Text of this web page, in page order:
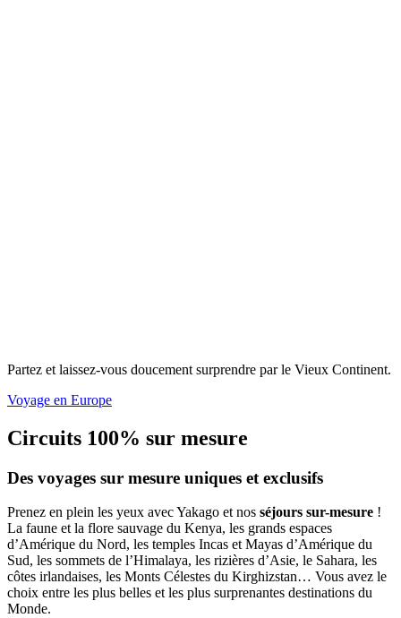
Partez et laissez-vous doucement surprendre par le Vieux Continent.
Voyage en Europe
Circuits 100% sur mesure
Des voyages sur mesure uniques et exclusifs
Prenez en plein les yeux avec Yakago et nos séjours sur-mesure !
La faune et la flore sauvage du Kenya, les grands espaces
d’Amérique du Nord, les temples Incas et Mayas d’Amérique du
Sud, les sommets de l’Himalaya, les rizières d’Asie, le Sahara, les
côtes irlandaises, les Monts Célestes du Kirghizstan… Vous avez le
choix entre les plus belles et les plus surprenantes destinations du
Monde.